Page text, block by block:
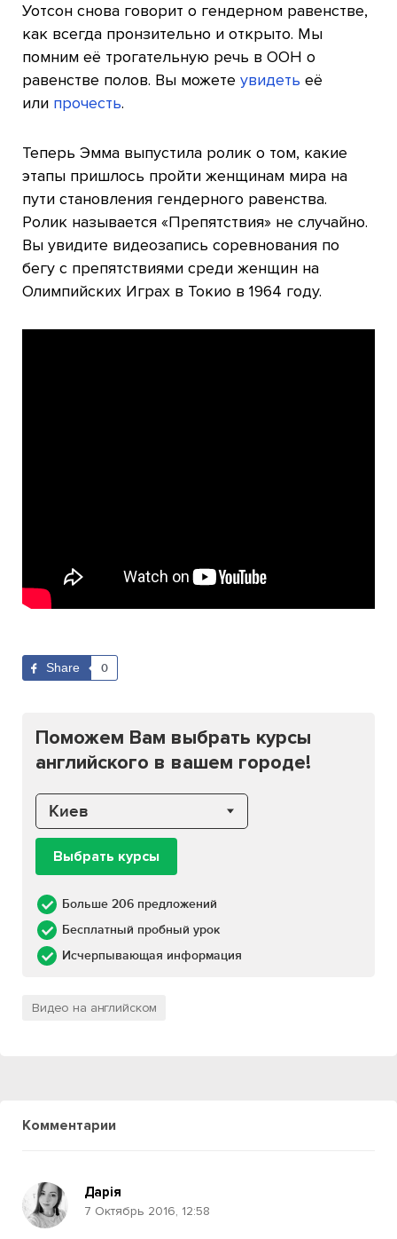
Уотсон снова говорит о гендерном равенстве,
как всегда пронзительно и открыто. Мы
помним её трогательную речь в ООН о
равенстве полов. Вы можете увидеть её
или прочесть.
Теперь Эмма выпустила ролик о том, какие
этапы пришлось пройти женщинам мира на
пути становления гендерного равенства.
Ролик называется «Препятствия» не случайно.
Вы увидите видеозапись соревнования по
бегу с препятствиями среди женщин на
Олимпийских Играх в Токио в 1964 году.
Share 0
Поможем Вам выбрать курсы
английского в вашем городе!
Киев
Выбрать курсы
Больше 206 предложений
Бесплатный пробный урок
Исчерпывающая информация
Видео на английском
Комментарии
Дарія
7 Октябрь 2016, 12:58